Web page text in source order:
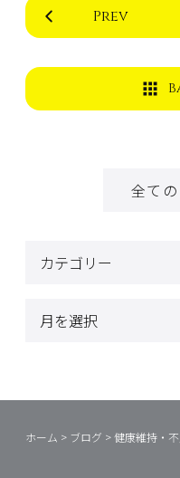
Prev
全て
ホーム > ブログ >健康維持・